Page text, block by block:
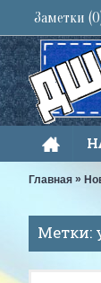
Заметки (0
Главная »
Метки: